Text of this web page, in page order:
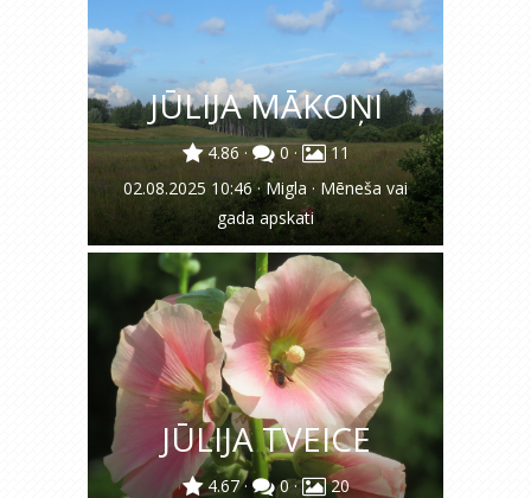
JŪLIJA MĀKOŅI
4.86· 0·
11
02.08.2025 10:46·Migla · Mēneša vai
gada apskati
JŪLIJA TVEICE
4.67· 0·
20